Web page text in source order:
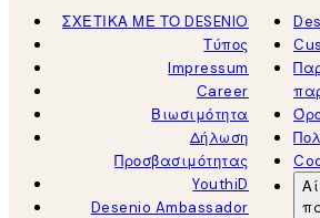
ΣΧΕΤΙΚΑ ΜΕ ΤΟ DESENIO
Τύπος
Impressum
Career
Βιωσιμότητα
Δήλωση
Προσβασιμότητας
YouthiD
Desenio Ambassador